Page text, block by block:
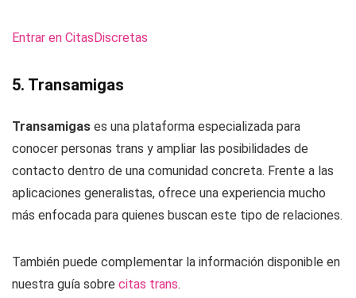
Entrar en CitasDiscretas
5. Transamigas
Transamigas es una plataforma especializada para
conocer personas trans y ampliar las posibilidades de
contacto dentro de una comunidad concreta. Frente a las
aplicaciones generalistas, ofrece una experiencia mucho
más enfocada para quienes buscan este tipo de relaciones.
También puede complementar la información disponible en
nuestra guía sobre citas trans.